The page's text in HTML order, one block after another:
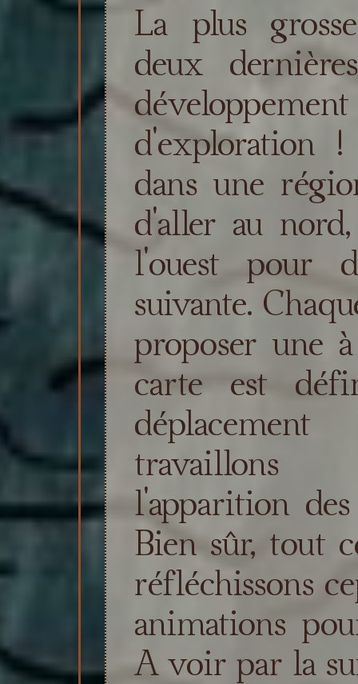
La plus
deux
d'exploration
dans une
d'aller au
l'ouest pour
suivante.
proposer une
carte est
déplacement
travaillons
l'apparition
Bien sûr, tout
réfléchissons
animations
A voir par la